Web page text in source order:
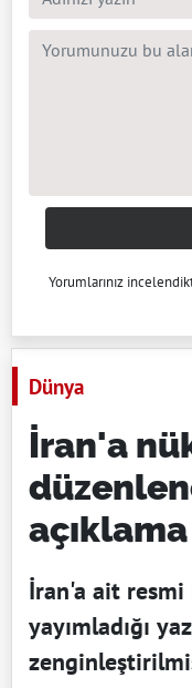
Yorumlarınız
Dünya
İran'a
açıklama
İran'a ait
yayımladığı